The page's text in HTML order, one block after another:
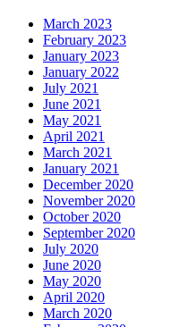
March 2023
February 2023
January 2023
January 2022
July 2021
June 2021
May 2021
April 2021
March 2021
January 2021
December 2020
November 2020
October 2020
September 2020
July 2020
June 2020
May 2020
April 2020
March 2020